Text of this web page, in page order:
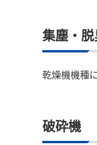
集塵・
乾燥機機種
破砕機